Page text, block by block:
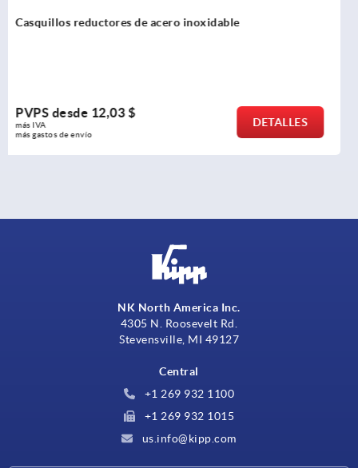
Sensores magnéticos sensores pasivos, diseño en
PVPS desde309,23 $
más IVA
más gastos de envío
DETALLES
NK North America Inc.
4305 N. Roosevelt Rd.
Stevensville, MI 49127
Central
+1 269 932 1100
+1 269 932 1015
us.info@kipp.com